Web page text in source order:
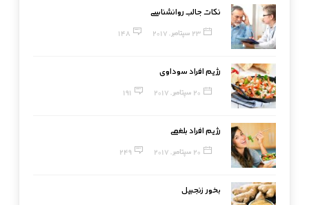
نکات جالب روانشناسی
23 سپتامبر, 2017 148
رژیم افراد سوداوی
20 سپتامبر, 2017 191
رژیم افراد بلغمی
20 سپتامبر, 2017 249
بخور زنجبیل